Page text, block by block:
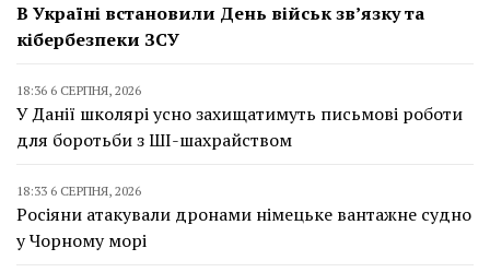
В Україні встановили День військ зв’язку та
кібербезпеки ЗСУ
18:36 6 СЕРПНЯ, 2026
У Данії школярі усно захищатимуть письмові роботи
для боротьби з ШІ-шахрайством
18:33 6 СЕРПНЯ, 2026
Росіяни атакували дронами німецьке вантажне судно
у Чорному морі